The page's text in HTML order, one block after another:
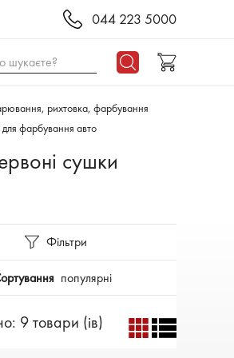
044 223 5000
шукаєте?
рихтовка, фарбування
фарбування авто
сушки
Фільтри
популярні
9 товари (ів)